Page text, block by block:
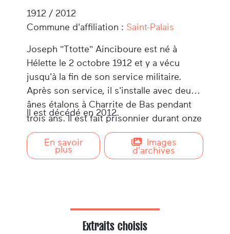
1912 / 2012
Commune d'affiliation : Saint-Palais
Joseph "Ttotte" Ainciboure est né à
Hélette le 2 octobre 1912 et y a vécu
jusqu'à la fin de son service militaire.
Après son service, il s'installe avec deux
ânes étalons à Charrite de Bas pendant
trois ans. Il est fait prisonnier durant onze
mois pendant la guerre de 1939-1945. Il
s'installe ensuite à Saint-Palais et achète
l'Hôtel du Midi tout en continuant
Il est décédé en 2012.
En savoir
plus
Images
d'archives
Extraits choisis